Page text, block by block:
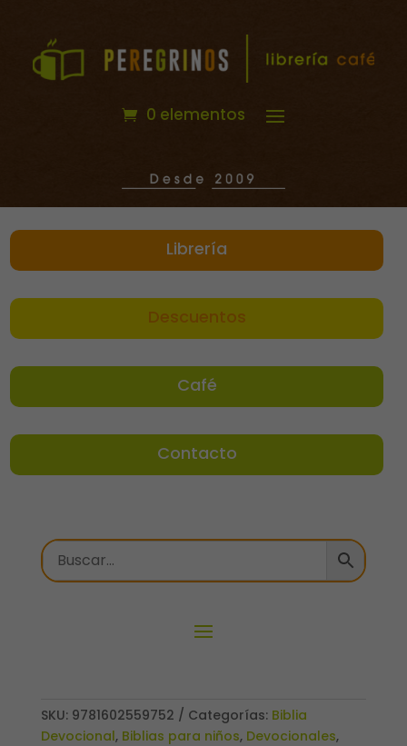
0 elementos
Librería
Descuentos
Café
Contacto
SKU: 9781602559752 Categorías: Biblia
Devocional, Biblias para niños, Devocionales,